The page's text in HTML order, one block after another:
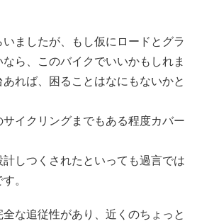
ましたが、もし仮にロードとグラ
ら、このバイクでいいかもしれま
れば、困ることはなにもないかと
イクリングまでもある程度カバー
しつくされたといっても過言では
。
な追従性があり、近くのちょっと